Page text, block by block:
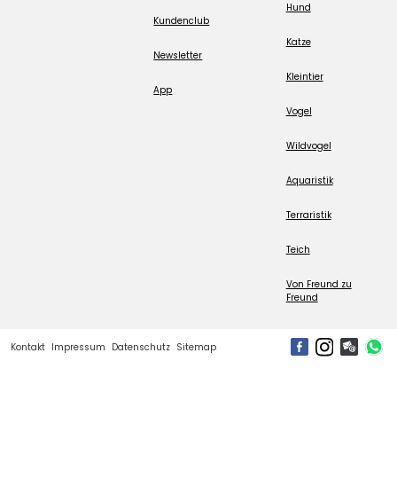
Kundenclub
Newsletter
App
Hund
Katze
Kleintier
Vogel
Wildvogel
Aquaristik
Terraristik
Teich
Von Freund zu
Freund
Kontakt Impressum Datenschutz Sitemap